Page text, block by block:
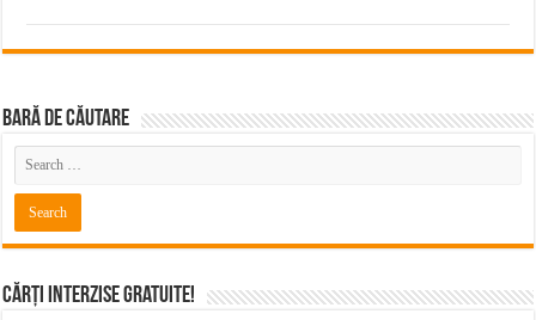
BARĂ DE CĂUTARE
Cărți Interzise Gratuite!